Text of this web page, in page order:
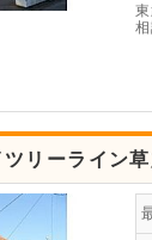
リーライン